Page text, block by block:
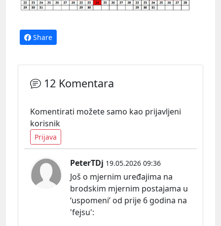
Share
12 Komentara
Komentirati možete samo kao prijavljeni
korisnik
Prijava
PeterTDj 19.05.2026 09:36
Još o mjernim uređajima na
brodskim mjernim postajama u
‘uspomeni’ od prije 6 godina na
'fejsu':